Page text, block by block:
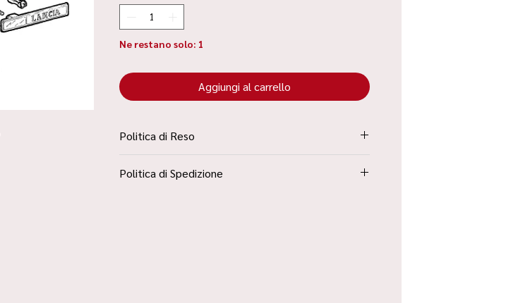
Ne restano solo: 1
Aggiungi al carrello
Politica di Reso
Condizioni”
Politica di Spedizione